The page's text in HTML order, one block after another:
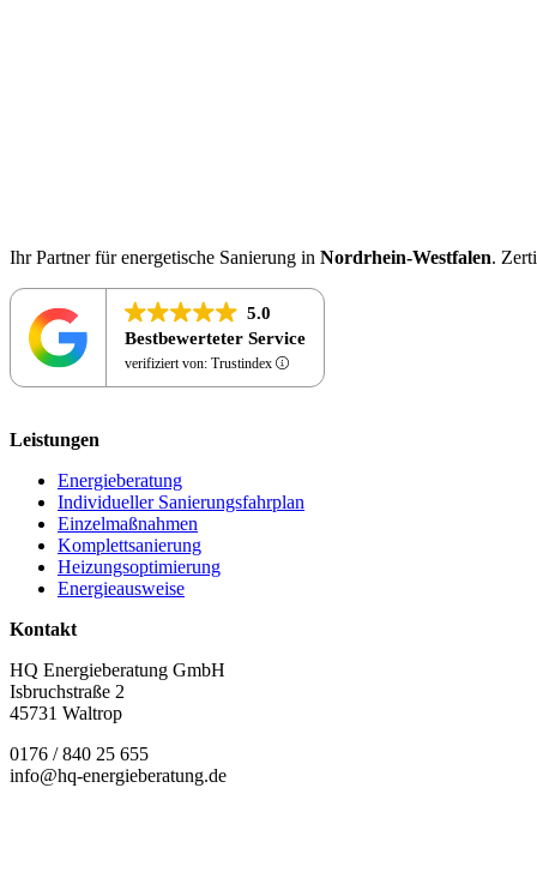
Ihr Partner für energetische Sanierung in Nordrhein-Westfalen.
5.0
Bestbewerteter Service
verifiziert von: Trustindex
Leistungen
Energieberatung
Individueller Sanierungsfahrplan
Einzelmaßnahmen
Komplettsanierung
Heizungsoptimierung
Energieausweise
Kontakt
HQ Energieberatung GmbH
Isbruchstraße 2
45731 Waltrop
0176 / 840 25 655
info@hq-energieberatung.de